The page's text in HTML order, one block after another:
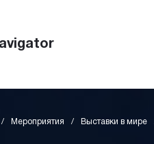
Мероприятия Выставки в мире